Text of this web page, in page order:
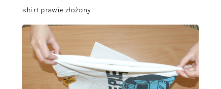
shirt prawie złożony.